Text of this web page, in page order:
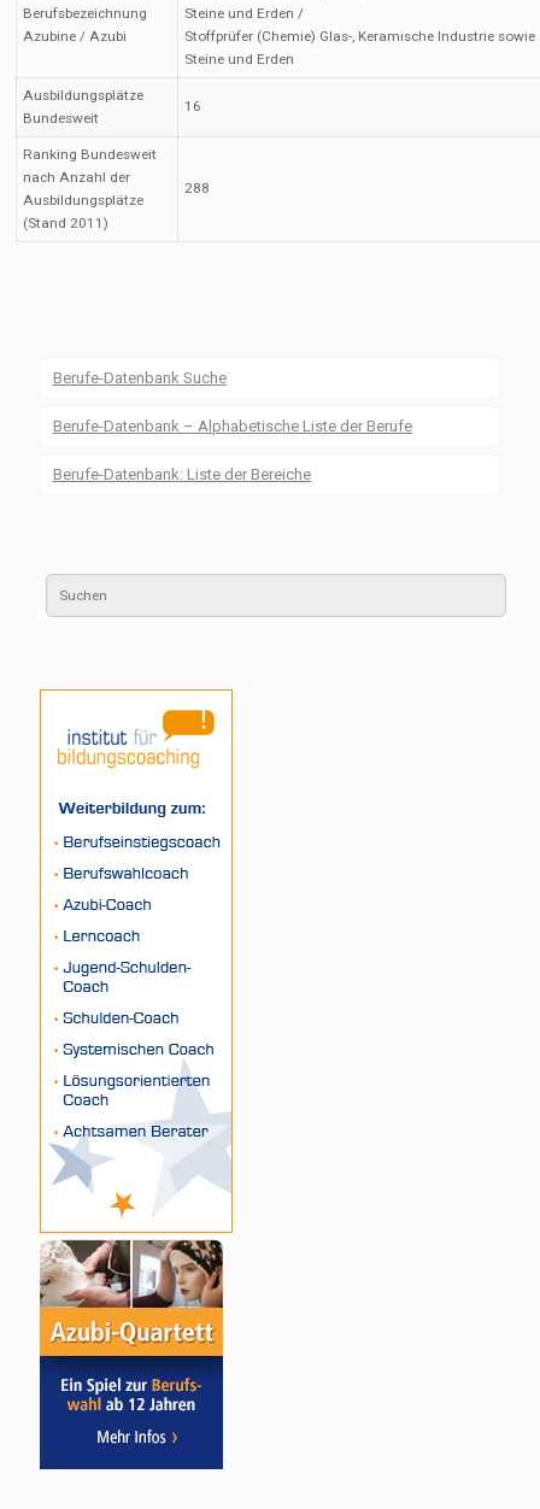
Berufsbezeichnung
Azubine / Azubi
Steine und Erden /
Stoffprüfer (Chemie) Glas-, Keramische Industrie sowie
Steine und Erden
Ausbildungsplätze
Bundesweit
16
Ranking Bundesweit
nach Anzahl der
Ausbildungsplätze
(Stand 2011)
288
Berufe-Datenbank Suche
Berufe-Datenbank – Alphabetische Liste der Berufe
Berufe-Datenbank: Liste der Bereiche